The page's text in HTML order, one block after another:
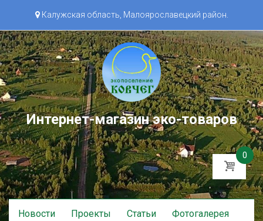
Калужская область, Малоярославецкий район.
Интернет-магазин эко-товаров
0
Skip
to
Новости Проекты Статьи Фотогалерея